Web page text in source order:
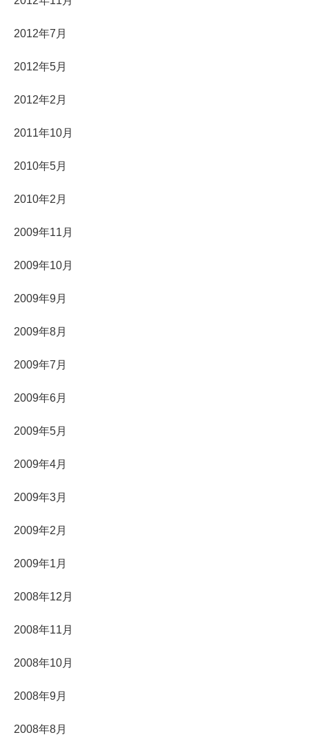
2012年7月
2012年5月
2012年2月
2011年10月
2010年5月
2010年2月
2009年11月
2009年10月
2009年9月
2009年8月
2009年7月
2009年6月
2009年5月
2009年4月
2009年3月
2009年2月
2009年1月
2008年12月
2008年11月
2008年10月
2008年9月
2008年8月